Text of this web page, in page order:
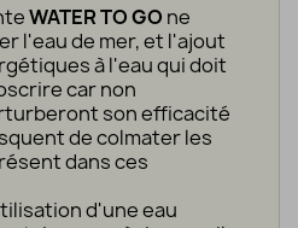
WATER TO GO ne
l'eau de mer, et l'ajout
à l'eau qui doit
car non
son efficacité
de colmater les
dans ces
d'une eau